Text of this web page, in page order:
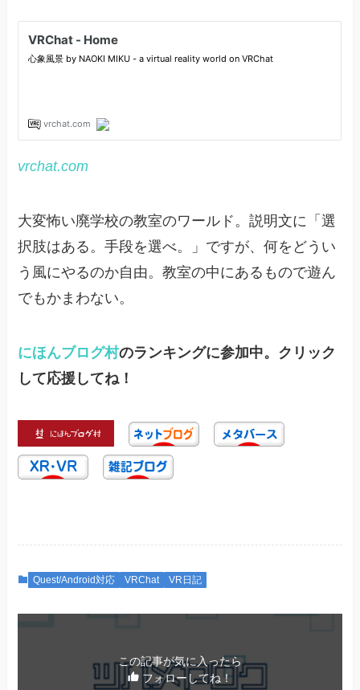
vrchat.com
大変怖い廃学校の教室のワールド。説明文に「選
択肢はある。手段を選べ。」ですが、何をどうい
う風にやるのか自由。教室の中にあるもので遊ん
でもかまわない。
にほんブログ村のランキングに参加中。クリック
して応援してね！
Quest/Android対応 VRChat VR日記
この記事が気に入ったら
フォローしてね！